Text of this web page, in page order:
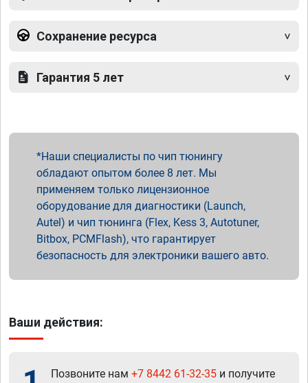
отличный, рекомендую!всем добра)
Сохранение ресурса
Гарантия 5 лет
Наши специалисты по чип тюнингу
обладают опытом более 8 лет. Мы
применяем только лицензионное
оборудование для диагностики (Launch,
Autel) и чип тюнинга (Flex, Kess 3, Autotuner,
Bitbox, PCMFlash), что гарантирует
безопасность для электроники вашего авто.
Ваши действия:
Позвоните нам +7 8442 61-32-35 и получите